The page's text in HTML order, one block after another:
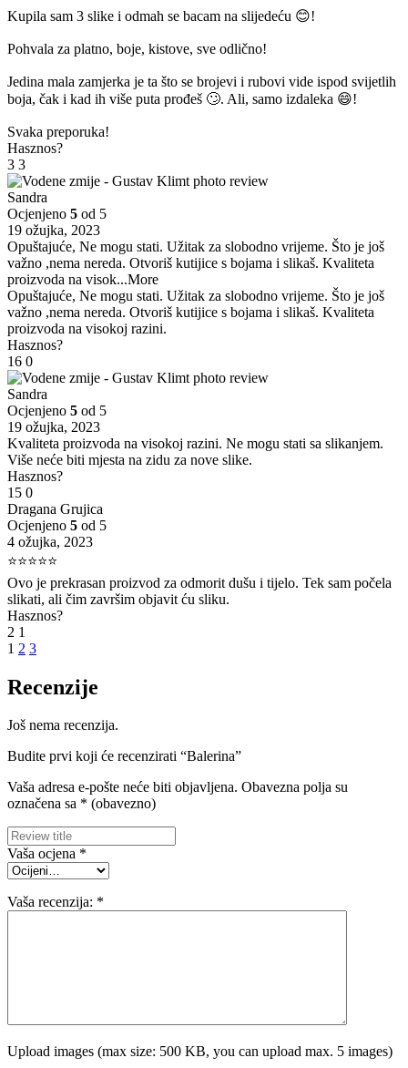
Kupila sam 3 slike i odmah se bacam na slijedeću 😊!
Pohvala za platno, boje, kistove, sve odlično!
Jedina mala zamjerka je ta što se brojevi i rubovi vide ispod svijetlih
boja, čak i kad ih više puta prođeš 🙄. Ali, samo izdaleka 😄!
Svaka preporuka!
Hasznos?
3 3
Sandra
Ocjenjeno 5 od 5
19 ožujka, 2023
Opuštajuće, Ne mogu stati. Užitak za slobodno vrijeme. Što je još
važno ,nema nereda. Otvoriš kutijice s bojama i slikaš. Kvaliteta
proizvoda na visok...More
Opuštajuće, Ne mogu stati. Užitak za slobodno vrijeme. Što je još
važno ,nema nereda. Otvoriš kutijice s bojama i slikaš. Kvaliteta
proizvoda na visokoj razini.
Hasznos?
16 0
Sandra
Ocjenjeno 5 od 5
19 ožujka, 2023
Kvaliteta proizvoda na visokoj razini. Ne mogu stati sa slikanjem.
Više neće biti mjesta na zidu za nove slike.
Hasznos?
15 0
Dragana Grujica
Ocjenjeno 5 od 5
4 ožujka, 2023
⭐⭐⭐⭐⭐
Ovo je prekrasan proizvod za odmorit dušu i tijelo. Tek sam počela
slikati, ali čim završim objavit ću sliku.
Hasznos?
2 1
1 2 3
Recenzije
Još nema recenzija.
Budite prvi koji će recenzirati “Balerina”
Vaša adresa e-pošte neće biti objavljena. Obavezna polja su
označena sa * (obavezno)
Vaša ocjena *
Vaša recenzija: *
Upload images (max size: 500 KB, you can upload max. 5 images)